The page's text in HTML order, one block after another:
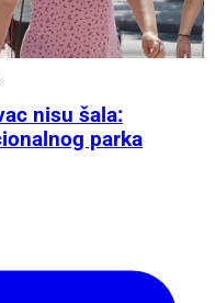
nisu šala:
parka